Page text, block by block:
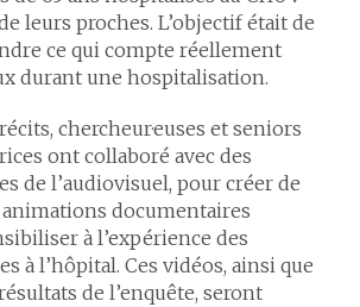
leurs proches. L’objectif était de
ce qui compte réellement
durant une hospitalisation.
chercheur·euses et seniors
ont collaboré avec des
de l’audiovisuel, pour créer de
documentaires
à l’expérience des
à l’hôpital. Ces vidéos, ainsi que
de l’enquête, seront